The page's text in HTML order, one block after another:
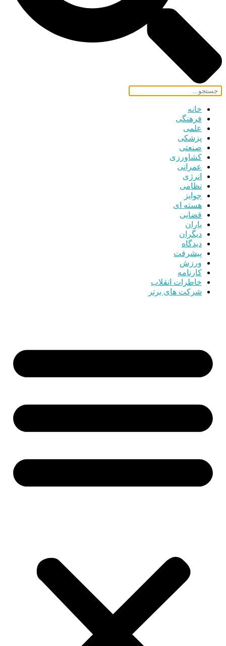
خانه
فرهنگی
علمی
پزشکی
صنعتی
کشاورزی
عمرانی
انرژی
نظامی
جوایز
هسته ای
قضایی
یاران
دیگران
دیدگاه
پیشرفت
ورزش
کارنامه
خاطرات انقلاب
شرکت های برتر